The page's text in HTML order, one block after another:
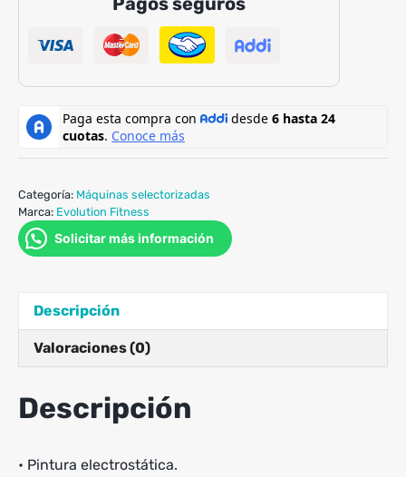
Categoría: Máquinas selectorizadas
Marca: Evolution Fitness
Solicitar más información
Descripción
Valoraciones (0)
Descripción
• Pintura electrostática.